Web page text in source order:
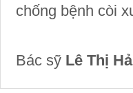
chống bệnh còi
Bác sỹ Lê Thị